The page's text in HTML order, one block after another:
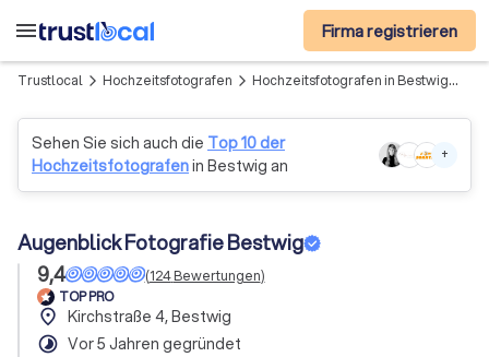
menu Firma registrieren
Trustlocal arrow_forward_ios Hochzeitsfotografen arrow_forward_ios Hochzeitsfotografen in Bestwig
Sehen Sie sich auch die Top 10 der
Hochzeitsfotografenin Bestwig an
+
Augenblick Fotografie Bestwig
9,4
(124Bewertungen)
TOP PRO
place Kirchstraße 4, Bestwig
timelapse Vor 5 Jahren gegründet